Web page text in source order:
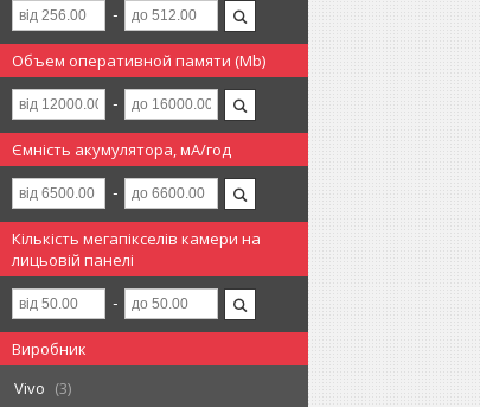
Объем оперативной памяти (Mb)
Ємність акумулятора, мА/год
Кількість мегапікселів камери на
лицьовій панелі
Виробник
Vivo
3